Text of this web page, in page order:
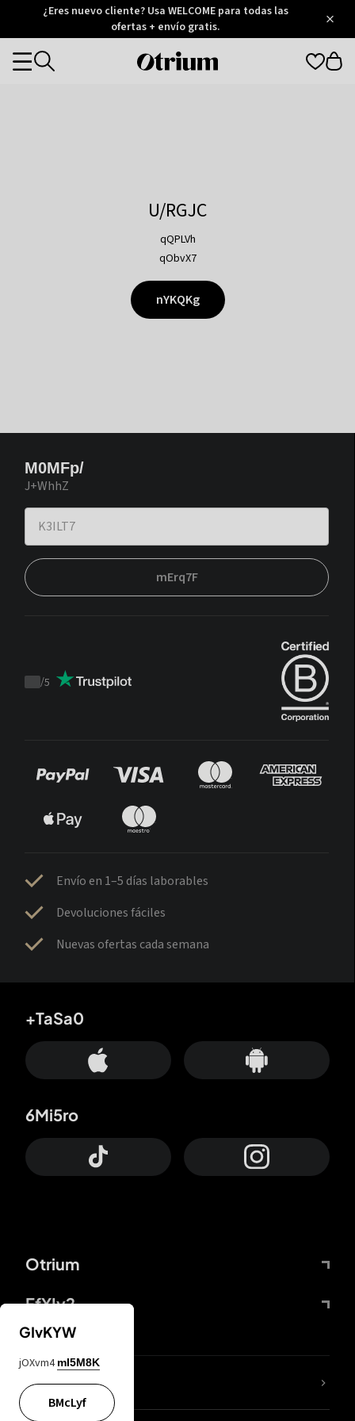
Otrium
Trustpilot
¿Eres nuevo cliente? Usa WELCOME para todas las
ofertas + envío gratis.
Otrium
Categories
U/RGJC
qQPLVh
qObvX7
nYKQKg
M0MFp/
J+WhhZ
mErq7F
Trustpilot
/5
Envío en 1–5 días laborables
Devoluciones fáciles
Nuevas ofertas cada semana
Otrium
FfYIy2
+TaSa0
6Mi5ro
65A04M
GIvKYW
jOXvm4 mI5M8K
BMcLyf